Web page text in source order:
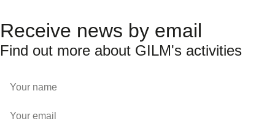
Receive news by email
Find out more about GILM's activities